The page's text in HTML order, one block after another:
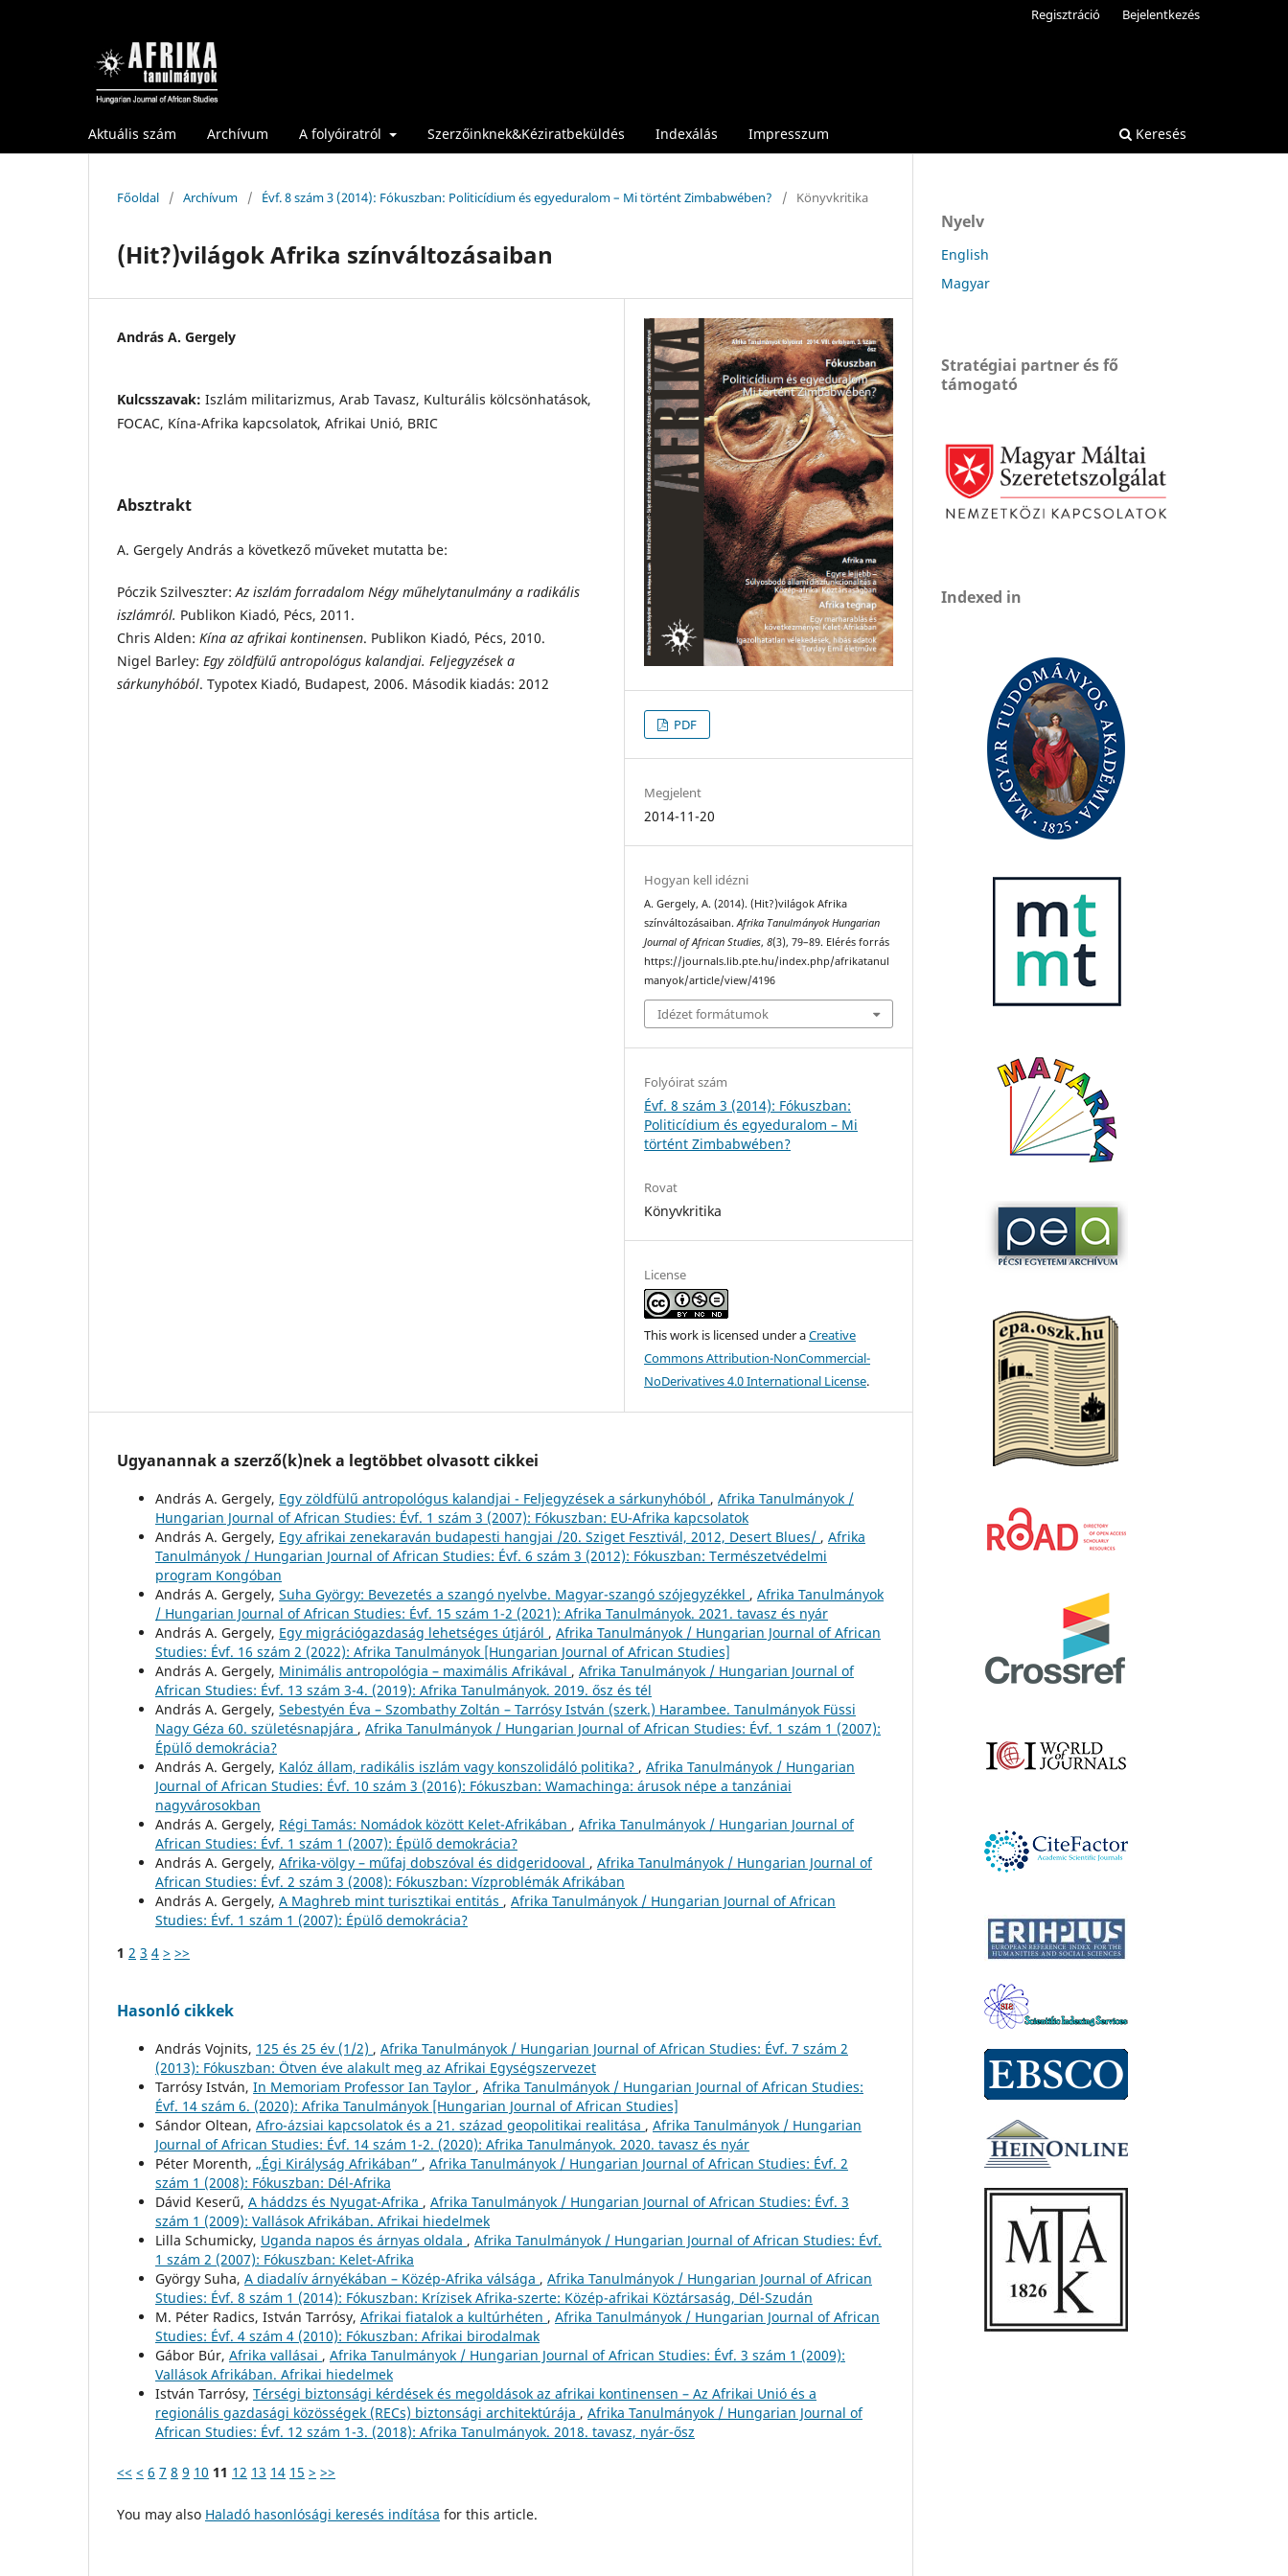
Aktuális szám Archívum A folyóiratról Szerzőinknek&Kéziratbeküldés Indexálás Impresszum Keresés
Regisztráció Bejelentkezés
Főoldal / Archívum / Évf. 8 szám 3 (2014): Fókuszban: Politicídium és egyeduralom – Mi történt Zimbabwében? / Könyvkritika
(Hit?)világok Afrika színváltozásaiban
András A. Gergely
Kulcsszavak: Iszlám militarizmus, Arab Tavasz, Kulturális kölcsönhatások,
FOCAC, Kína-Afrika kapcsolatok, Afrikai Unió, BRIC
Absztrakt
A. Gergely András a következő műveket mutatta be:
Póczik Szilveszter:Az iszlám forradalom Négy műhelytanulmány a radikális
iszlámról. Publikon Kiadó, Pécs, 2011.
Chris Alden: Kína az afrikai kontinensen. Publikon Kiadó, Pécs, 2010.
Nigel Barley: Egy zöldfülű antropológus kalandjai. Feljegyzések a
sárkunyhóból. Typotex Kiadó, Budapest, 2006. Második kiadás: 2012
PDF
Megjelent
2014-11-20
Hogyan kell idézni
A. Gergely, A. (2014). (Hit?)világok Afrika
színváltozásaiban.Afrika Tanulmányok Hungarian
Journal of African Studies,8(3), 79–89. Elérés forrás
https://journals.lib.pte.hu/index.php/afrikatanul
manyok/article/view/4196
Idézet formátumok
Folyóirat szám
Évf. 8 szám 3 (2014): Fókuszban:
Politicídium és egyeduralom – Mi
történt Zimbabwében?
Rovat
Könyvkritika
License
This work is licensed under aCreative
Commons Attribution-NonCommercial-
NoDerivatives 4.0 International License.
Ugyanannak a szerző(k)nek a legtöbbet olvasott cikkei
András A. Gergely, Egy zöldfülű antropológus kalandjai - Feljegyzések a sárkunyhóból , Afrika Tanulmányok /
Hungarian Journal of African Studies: Évf. 1 szám 3 (2007): Fókuszban: EU-Afrika kapcsolatok
András A. Gergely, Egy afrikai zenekaraván budapesti hangjai /20. Sziget Fesztivál, 2012, Desert Blues/ , Afrika
Tanulmányok / Hungarian Journal of African Studies: Évf. 6 szám 3 (2012): Fókuszban: Természetvédelmi
program Kongóban
András A. Gergely, Suha György: Bevezetés a szangó nyelvbe. Magyar-szangó szójegyzékkel , Afrika Tanulmányok
/ Hungarian Journal of African Studies: Évf. 15 szám 1-2 (2021): Afrika Tanulmányok. 2021. tavasz és nyár
András A. Gergely, Egy migrációgazdaság lehetséges útjáról , Afrika Tanulmányok / Hungarian Journal of African
Studies: Évf. 16 szám 2 (2022): Afrika Tanulmányok [Hungarian Journal of African Studies]
András A. Gergely, Minimális antropológia – maximális Afrikával , Afrika Tanulmányok / Hungarian Journal of
African Studies: Évf. 13 szám 3-4. (2019): Afrika Tanulmányok. 2019. ősz és tél
András A. Gergely, Sebestyén Éva – Szombathy Zoltán – Tarrósy István (szerk.) Harambee. Tanulmányok Füssi
Nagy Géza 60. születésnapjára , Afrika Tanulmányok / Hungarian Journal of African Studies: Évf. 1 szám 1 (2007):
Épülő demokrácia?
András A. Gergely, Kalóz állam, radikális iszlám vagy konszolidáló politika? , Afrika Tanulmányok / Hungarian
Journal of African Studies: Évf. 10 szám 3 (2016): Fókuszban: Wamachinga: árusok népe a tanzániai
nagyvárosokban
András A. Gergely, Régi Tamás: Nomádok között Kelet-Afrikában , Afrika Tanulmányok / Hungarian Journal of
African Studies: Évf. 1 szám 1 (2007): Épülő demokrácia?
András A. Gergely, Afrika-völgy – műfaj dobszóval és didgeridooval , Afrika Tanulmányok / Hungarian Journal of
African Studies: Évf. 2 szám 3 (2008): Fókuszban: Vízproblémák Afrikában
András A. Gergely, A Maghreb mint turisztikai entitás , Afrika Tanulmányok / Hungarian Journal of African
Studies: Évf. 1 szám 1 (2007): Épülő demokrácia?
1 2 3 4 > >>
Hasonló cikkek
András Vojnits, 125 és 25 év (1/2) , Afrika Tanulmányok / Hungarian Journal of African Studies: Évf. 7 szám 2
(2013): Fókuszban: Ötven éve alakult meg az Afrikai Egységszervezet
Tarrósy István, In Memoriam Professor Ian Taylor , Afrika Tanulmányok / Hungarian Journal of African Studies:
Évf. 14 szám 6. (2020): Afrika Tanulmányok [Hungarian Journal of African Studies]
Sándor Oltean, Afro-ázsiai kapcsolatok és a 21. század geopolitikai realitása , Afrika Tanulmányok / Hungarian
Journal of African Studies: Évf. 14 szám 1-2. (2020): Afrika Tanulmányok. 2020. tavasz és nyár
Péter Morenth, „Égi Királyság Afrikában” , Afrika Tanulmányok / Hungarian Journal of African Studies: Évf. 2
szám 1 (2008): Fókuszban: Dél-Afrika
Dávid Keserű, A háddzs és Nyugat-Afrika , Afrika Tanulmányok / Hungarian Journal of African Studies: Évf. 3
szám 1 (2009): Vallások Afrikában. Afrikai hiedelmek
Lilla Schumicky, Uganda napos és árnyas oldala , Afrika Tanulmányok / Hungarian Journal of African Studies: Évf.
1 szám 2 (2007): Fókuszban: Kelet-Afrika
György Suha, A diadalív árnyékában – Közép-Afrika válsága , Afrika Tanulmányok / Hungarian Journal of African
Studies: Évf. 8 szám 1 (2014): Fókuszban: Krízisek Afrika-szerte: Közép-afrikai Köztársaság, Dél-Szudán
M. Péter Radics, István Tarrósy, Afrikai fiatalok a kultúrhéten , Afrika Tanulmányok / Hungarian Journal of African
Studies: Évf. 4 szám 4 (2010): Fókuszban: Afrikai birodalmak
Gábor Búr, Afrika vallásai , Afrika Tanulmányok / Hungarian Journal of African Studies: Évf. 3 szám 1 (2009):
Vallások Afrikában. Afrikai hiedelmek
István Tarrósy, Térségi biztonsági kérdések és megoldások az afrikai kontinensen – Az Afrikai Unió és a
regionális gazdasági közösségek (RECs) biztonsági architektúrája , Afrika Tanulmányok / Hungarian Journal of
African Studies: Évf. 12 szám 1-3. (2018): Afrika Tanulmányok. 2018. tavasz, nyár-ősz
<< < 6 7 8 9 10 11 12 13 14 15 > >>
You may also Haladó hasonlósági keresés indítása for this article.
Nyelv
English
Magyar
Stratégiai partner és fő
támogató
Indexed in